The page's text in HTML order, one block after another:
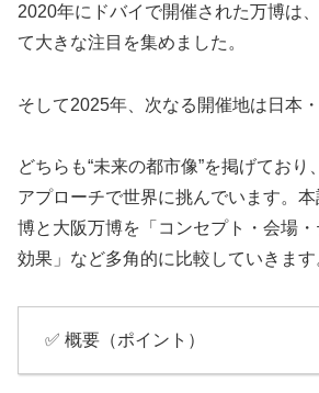
2020年にドバイで開催された万博は
て大きな注目を集めました。
そして2025年、次なる開催地は日本・
どちらも“未来の都市像”を掲げており
アプローチで世界に挑んでいます。
博と大阪万博を「コンセプト・会場
効果」など多角的に比較していきます
✅ 概要（ポイント）